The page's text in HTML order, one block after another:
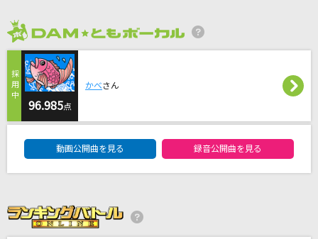
セレナーデ
なとり
ええじゃないか
WEST.
#あくあ色ぱれっと
湊あくあ
米津玄師
96.985点
かべさん
動画公開曲を見る 録音公開曲を見る